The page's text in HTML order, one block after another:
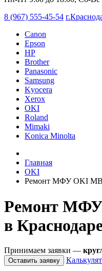
8 (967) 555-45-54
Canon
Epson
HP
Brother
Panasonic
Samsung
Kyocera
Xerox
OKI
Roland
Mimaki
Konica Minolta
Главная
OKI
Ремонт МФУ OKI
Ремонт МФУ
в
Принимаем заявки —
Оставить заявку